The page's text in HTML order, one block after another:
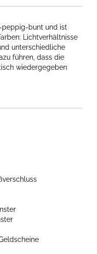
peppig-bunt und ist
Lichtverhältnisse
unterschiedliche
führen, dass die
wiedergegeben